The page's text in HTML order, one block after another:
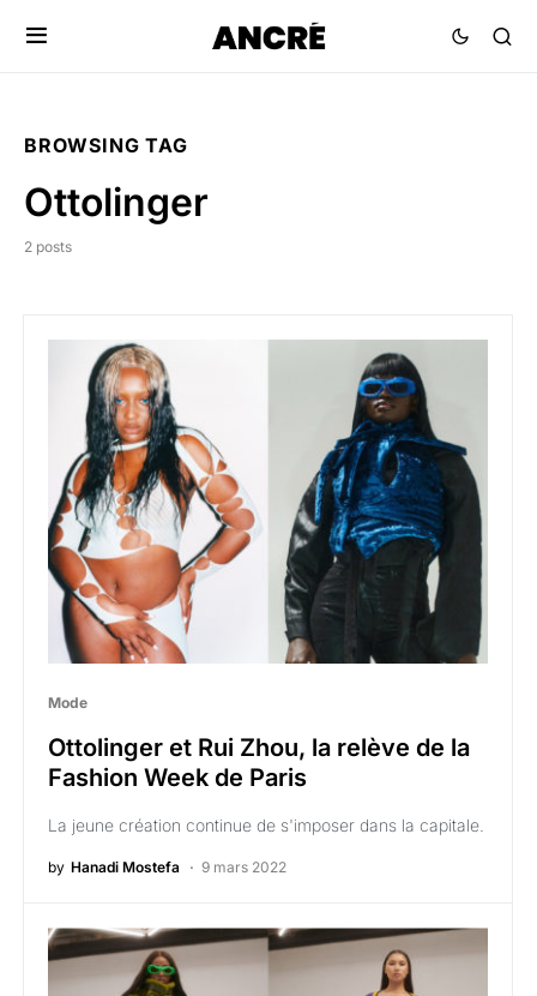
BROWSING TAG
Ottolinger
2 posts
Mode
Ottolinger et Rui Zhou, la relève de la
Fashion Week de Paris
La jeune création continue de s'imposer dans la capitale.
by Hanadi Mostefa 9 mars 2022